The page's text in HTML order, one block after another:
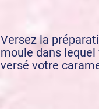
Versez la
moule dans lequel
versé votre